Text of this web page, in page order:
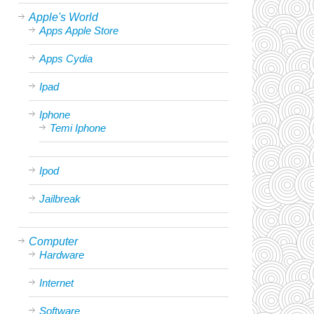
Apple's World
Apps Apple Store
Apps Cydia
Ipad
Iphone
Temi Iphone
Ipod
Jailbreak
Computer
Hardware
Internet
Software